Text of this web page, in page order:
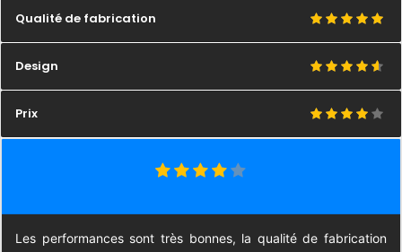
Qualité de fabrication
Design
Prix
Les performances sont très bonnes, la qualité de fabrication